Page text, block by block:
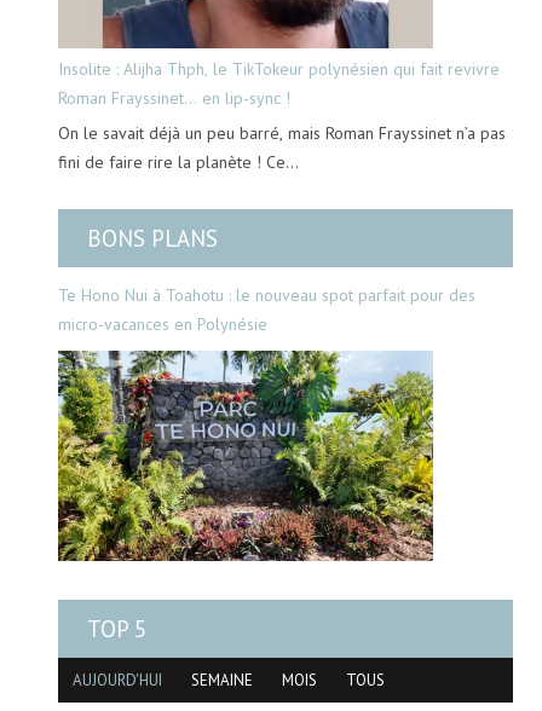
Insolite : Alijha Thph, le TikTokeur polynésien qui fait revivre
Roman Frayssinet… en lip-sync !
On le savait déjà un peu barré, mais Roman Frayssinet n’a pas
fini de faire rire la planète ! Ce…
BONS PLANS
Te Hono Nui à Toahotu : le nouveau spot parfait pour des
micro-vacances en Polynésie
TOP 5
AUJOURD'HUI SEMAINE MOIS TOUS